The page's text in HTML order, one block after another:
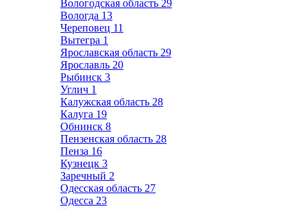
Вологодская область 29
Вологда 13
Череповец 11
Вытегра 1
Ярославская область 29
Ярославль 20
Рыбинск 3
Углич 1
Калужская область 28
Калуга 19
Обнинск 8
Пензенская область 28
Пенза 16
Кузнецк 3
Заречный 2
Одесская область 27
Одесса 23